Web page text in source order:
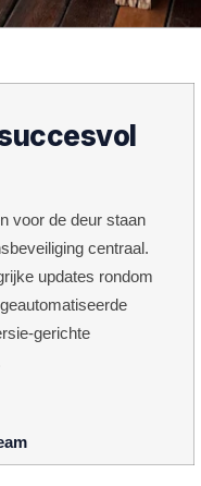
voor de deur staan
centraal.
updates rondom
gerichte